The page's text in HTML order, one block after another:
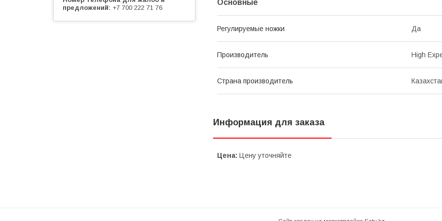
Основные
Регулируемые ножки Да
Производитель High
Страна производитель
Информация для заказа
Цена: Цену уточняйте
предложений
+7 700 222 71 76